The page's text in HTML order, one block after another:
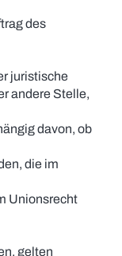
des
juristische
andere Stelle,
davon, ob
die im
Unionsrecht
gelten